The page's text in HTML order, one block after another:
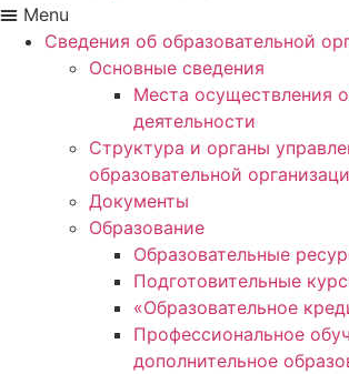
Menu
Сведения об образовательной
Основные сведения
Места осуществления
деятельности
Структура и органы
образовательной
Документы
Образование
Образовательные
Подготовительные
«Образовательное
Профессиональное
дополнительное